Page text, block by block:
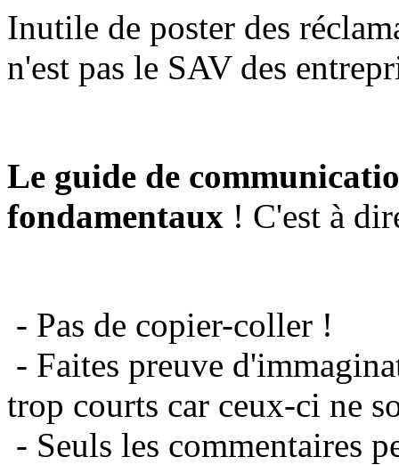
Inutile de poster des
n'est pas le SAV des
Le guide de
fondamentaux ! C'est à
- Pas de copier-coller !
- Faites preuve
trop courts car ceux-ci ne
- Seuls les commentaires